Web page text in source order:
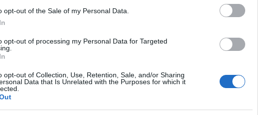
opt-out of the Sale of my Personal Data.
opt-out of processing my Personal Data for Targeted
opt-out of Collection, Use, Retention, Sale, and/or Sharing
Data that Is Unrelated with the Purposes for which it
vinner herrenes
Ski?
og
SCHEVE 26.12.2024
Langrenn Allround
Northug i
BY INGEBORG SCHEVE
Dario Cologna ydmyket Petter Northug